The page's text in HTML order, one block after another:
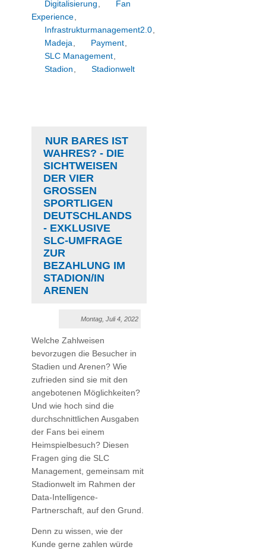
Digitalisierung
Fan
Experience
Infrastrukturmanagement2.0
Madeja
Payment
SLC Management
Stadion
Stadionwelt
NUR BARES IST
WAHRES? - DIE
SICHTWEISEN
DER VIER
GROSSEN S
PORTLIGEN D
EUTSCHLANDS -
EXKLUSIVE S
LC-UMFRAGE Z
UR B
EZAHLUNG IM S
TADION/IN A
RENEN
Montag, Juli 4, 2022
Welche Zahlweisen
bevorzugen die Besucher in
Stadien und Arenen? Wie
zufrieden sind sie mit den
angebotenen Möglichkeiten?
Und wie hoch sind die
durchschnittlichen Ausgaben
der Fans bei einem
Heimspielbesuch? Diesen
Fragen ging die SLC
Management, gemeinsam mit
Stadionwelt im Rahmen der
Data-Intelligence-
Partnerschaft, auf den Grund.
Denn zu wissen, wie der
Kunde gerne zahlen würde